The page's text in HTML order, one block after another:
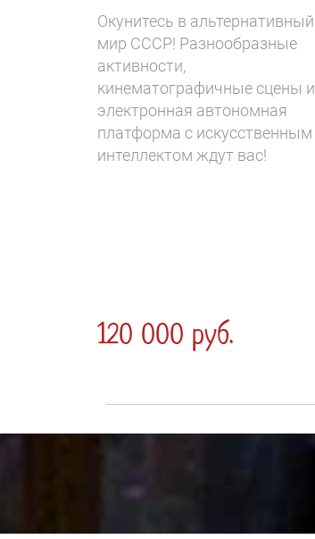
Окунитесь в альтернативный
мир СССР! Разнообразные
активности,
кинематографичные сцены и
электронная автономная
платформа с искусственным
интеллектом ждут вас!
120 000 руб.